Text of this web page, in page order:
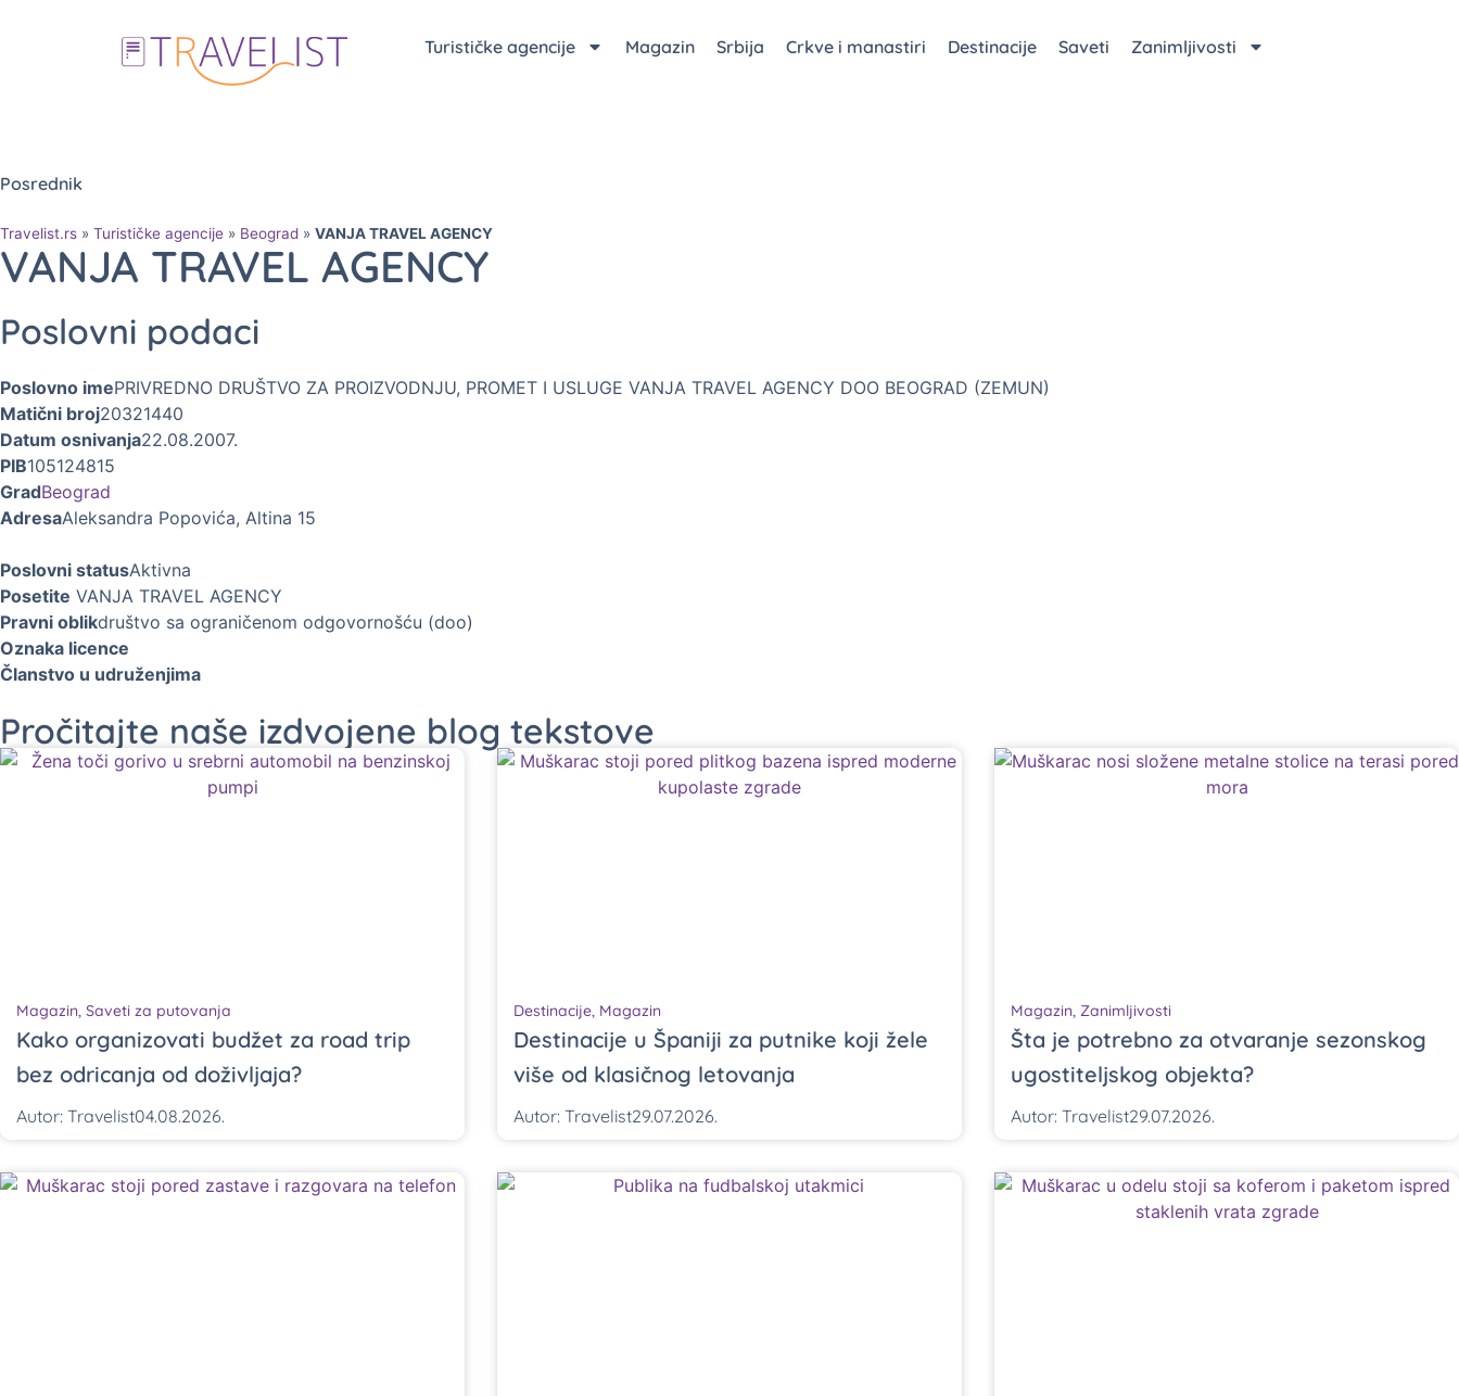
Turističke agencije Magazin Srbija Crkve i manastiri Destinacije Saveti Zanimljivosti
Posrednik
Travelist.rs » Turističke agencije » Beograd » VANJA TRAVEL AGENCY
VANJA TRAVEL AGENCY
Poslovni podaci
Poslovno imePRIVREDNO DRUŠTVO ZA PROIZVODNJU, PROMET I USLUGE VANJA TRAVEL AGENCY DOO BEOGRAD (ZEMUN)
Matični broj20321440
Datum osnivanja22.08.2007.
PIB105124815
GradBeograd
AdresaAleksandra Popovića, Altina 15
Poslovni statusAktivna
Posetite VANJA TRAVEL AGENCY
Pravni oblikdruštvo sa ograničenom odgovornošću (doo)
Oznaka licence
Članstvo u udruženjima
Pročitajte naše izdvojene blog tekstove
Magazin, Saveti za putovanja
Kako organizovati budžet za road trip
bez odricanja od doživljaja?
Autor: Travelist04.08.2026.
Destinacije, Magazin
Destinacije u Španiji za putnike koji žele
više od klasičnog letovanja
Autor: Travelist29.07.2026.
Magazin, Zanimljivosti
Šta je potrebno za otvaranje sezonskog
ugostiteljskog objekta?
Autor: Travelist29.07.2026.